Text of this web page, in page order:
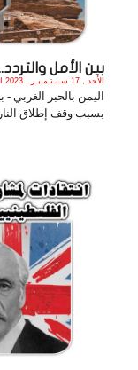
بين الأمل
الأحد , 17 سـبـتـمـبـر , 2023 الساعة 8:23:19 PM
اليمن بالحبر
بسبب وقف إطلاق